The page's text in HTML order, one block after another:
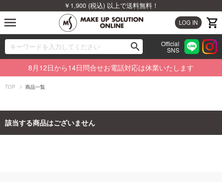
￥1,900 (税込) 以上で送料無料！
LOG IN
menu
search
00
Official
SNS
ブランドから探す
カテゴリから探す
8月12日から14日問合せお電話対応は休業いたします
TOP 商品一覧
該当する商品はございません